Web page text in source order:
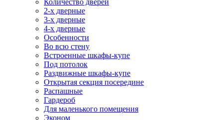
Количество дверей
2-х дверные
3-х дверные
4-х дверные
Особенности
Во всю стену
Встроенные шкафы-купе
Под потолок
Раздвижные шкафы-купе
Открытая секция посередине
Распашные
Гардероб
Для маленького помещения
Эконом